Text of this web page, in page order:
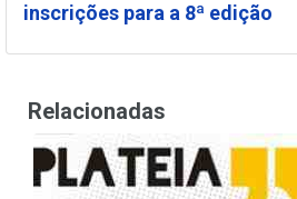
inscrições para a 8ª edição
Relacionadas